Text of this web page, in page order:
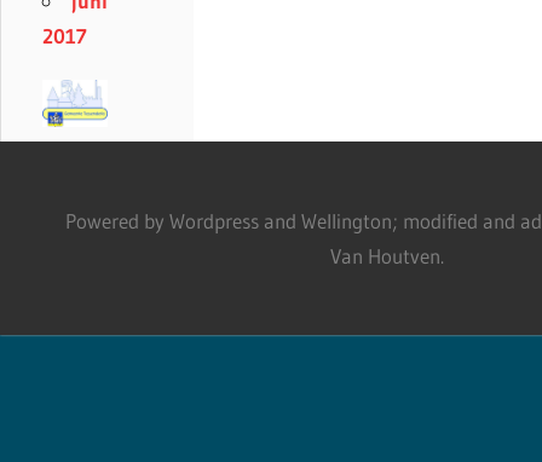
2017
Powered by Wordpress and Wellington; modified and
Van Houtven.